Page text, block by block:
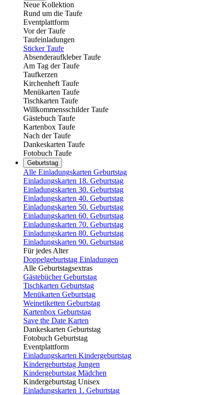
Neue Kollektion
Rund um die Taufe
Eventplattform
Vor der Taufe
Taufeinladungen
Sticker Taufe
Absenderaufkleber Taufe
Am Tag der Taufe
Taufkerzen
Kirchenheft Taufe
Menükarten Taufe
Tischkarten Taufe
Willkommensschilder Taufe
Gästebuch Taufe
Kartenbox Taufe
Nach der Taufe
Dankeskarten Taufe
Fotobuch Taufe
Geburtstag
Alle Einladungskarten Geburtstag
Einladungskarten 18. Geburtstag
Einladungskarten 30. Geburtstag
Einladungskarten 40. Geburtstag
Einladungskarten 50. Geburtstag
Einladungskarten 60. Geburtstag
Einladungskarten 70. Geburtstag
Einladungskarten 80. Geburtstag
Einladungskarten 90. Geburtstag
Für jedes Alter
Doppelgeburtstag Einladungen
Alle Geburtstagsextras
Gästebücher Geburtstag
Tischkarten Geburtstag
Menükarten Geburtstag
Weinetiketten Geburtstag
Kartenbox Geburtstag
Save the Date Karten
Dankeskarten Geburtstag
Fotobuch Geburtstag
Eventplattform
Einladungskarten Kindergeburtstag
Kindergeburtstag Jungen
Kindergeburtstag Mädchen
Kindergeburtstag Unisex
Einladungskarten 1. Geburtstag